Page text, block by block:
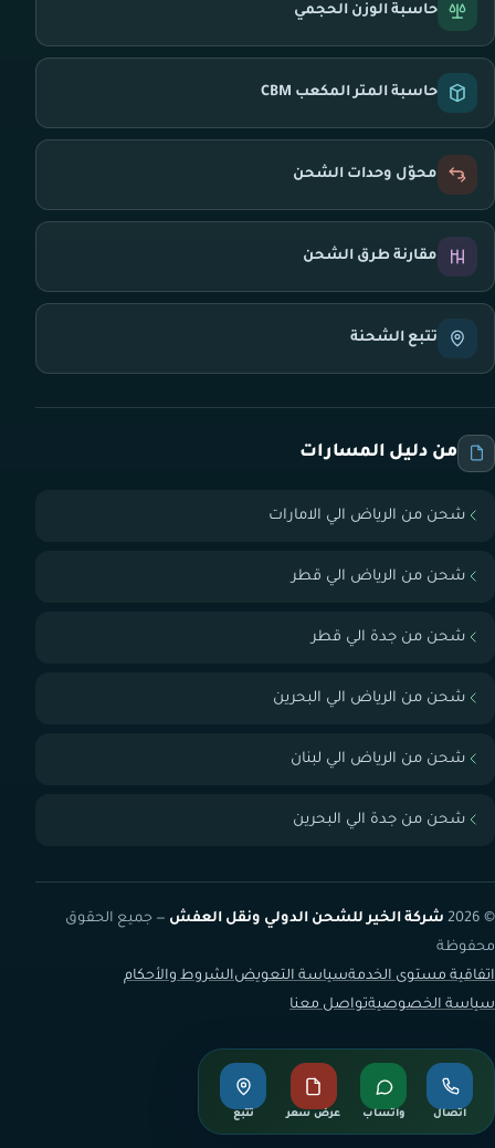
حاسبة الوزن الحجمي
حاسبة المتر المكعب CBM
محوّل وحدات الشحن
مقارنة طرق الشحن
تتبع الشحنة
من دليل المسارات
شحن من الرياض الي الامارات
شحن من الرياض الي قطر
شحن من جدة الي قطر
شحن من الرياض الي البحرين
شحن من الرياض الي لبنان
شحن من جدة الي البحرين
© 2026 شركة الخير للشحن الدولي ونقل العفش — جميع الحقوق
محفوظة
اتفاقية مستوى الخدمةسياسة التعويضالشروط والأحكام
سياسة الخصوصيةتواصل معنا
اتصال واتساب عرض سعر تتبع